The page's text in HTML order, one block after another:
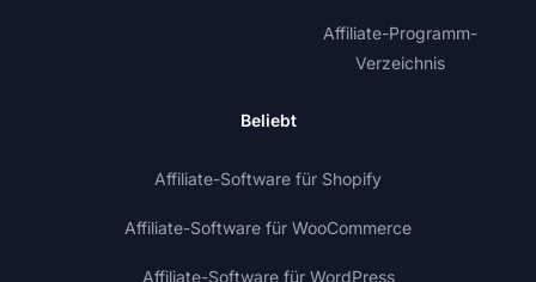
Affiliate-Programm-
Verzeichnis
Beliebt
Affiliate-Software für Shopify
Affiliate-Software für WooCommerce
Affiliate-Software für WordPress